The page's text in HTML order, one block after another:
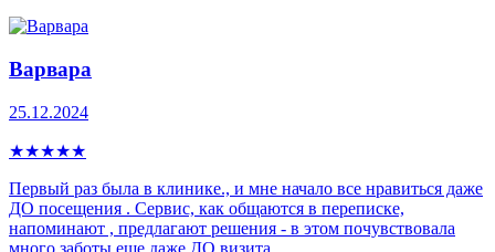
Варвара
25.12.2024
★★★★★
Первый раз была в клинике., и мне начало все нравиться даже
ДО посещения . Сервис, как общаются в переписке,
напоминают , предлагают решения - в этом почувствовала
много заботы еще даже ДО визита